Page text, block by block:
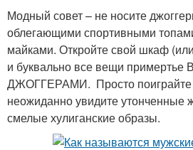
Модный совет – не носите
облегающими спортивными
майками. Откройте свой шкаф
и буквально все вещи
ДЖОГГЕРАМИ. Просто поиграйте
неожиданно увидите утонченные
смелые хулиганские образы.